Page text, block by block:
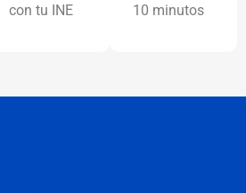
con tu INE
10 minutos